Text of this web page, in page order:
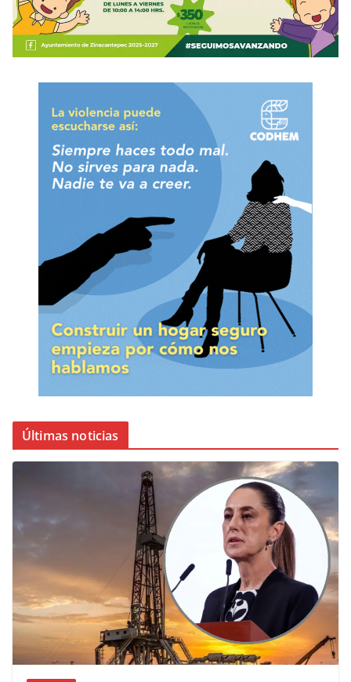
Últimas noticias